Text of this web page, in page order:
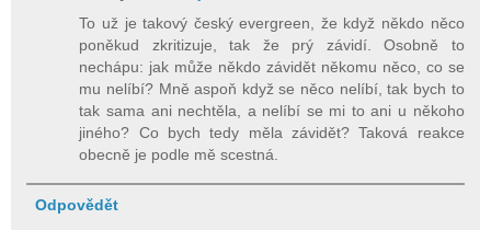
To už je takový český evergreen, že když někdo něco
poněkud zkritizuje, tak že prý závidí. Osobně to
nechápu: jak může někdo závidět někomu něco, co se
mu nelíbí? Mně aspoň když se něco nelíbí, tak bych to
tak sama ani nechtěla, a nelíbí se mi to ani u někoho
jiného? Co bych tedy měla závidět? Taková reakce
obecně je podle mě scestná.
Odpovědět